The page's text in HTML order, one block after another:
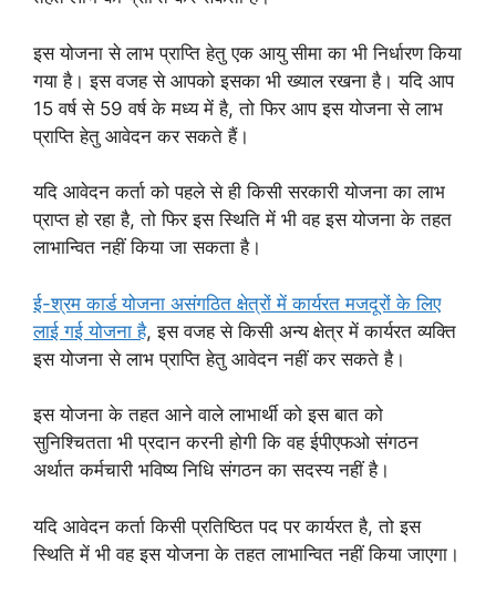
इस योजना से लाभ प्राप्ति हेतु एक आयु सीमा का भी निर्धारण किया
गया है। इस वजह से आपको इसका भी ख्याल रखना है। यदि आप
15 वर्ष से 59 वर्ष के मध्य में है, तो फिर आप इस योजना से लाभ
प्राप्ति हेतु आवेदन कर सकते हैं।
यदि आवेदन कर्ता को पहले से ही किसी सरकारी योजना का लाभ
प्राप्त हो रहा है, तो फिर इस स्थिति में भी वह इस योजना के तहत
लाभान्वित नहीं किया जा सकता है।
ई-श्रम कार्ड योजना असंगठित क्षेत्रों में कार्यरत मजदूरों के लिए
लाई गई योजना है, इस वजह से किसी अन्य क्षेत्र में कार्यरत व्यक्ति
इस योजना से लाभ प्राप्ति हेतु आवेदन नहीं कर सकते है।
इस योजना के तहत आने वाले लाभार्थी को इस बात को
सुनिश्चितता भी प्रदान करनी होगी कि वह ईपीएफओ संगठन
अर्थात कर्मचारी भविष्य निधि संगठन का सदस्य नहीं है।
यदि आवेदन कर्ता किसी प्रतिष्ठित पद पर कार्यरत है, तो इस
स्थिति में भी वह इस योजना के तहत लाभान्वित नहीं किया जाएगा।